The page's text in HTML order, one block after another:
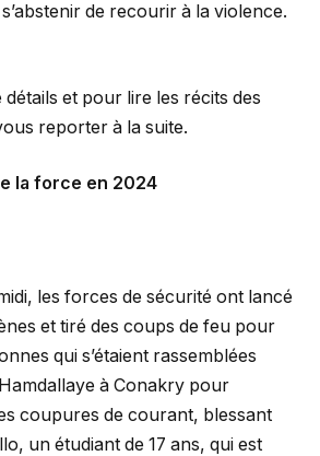
de recourir à la violence.
et pour lire les récits des
reporter à la suite.
la force en 2024
les forces de sécurité ont lancé
et tiré des coups de feu pour
qui s’étaient rassemblées
à Conakry pour
coupures de courant, blessant
un étudiant de 17 ans, qui est